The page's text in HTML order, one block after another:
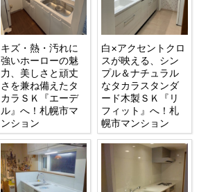
キズ・熱・汚れに
強いホーローの魅
力、美しさと頑丈
さを兼ね備えたタ
カラＳＫ『エーデ
ル』へ！札幌市マ
ンション
白×アクセントクロ
スが映える、シン
プル＆ナチュラル
なタカラスタンダ
ード木製ＳＫ『リ
フィット』へ！札
幌市マンション